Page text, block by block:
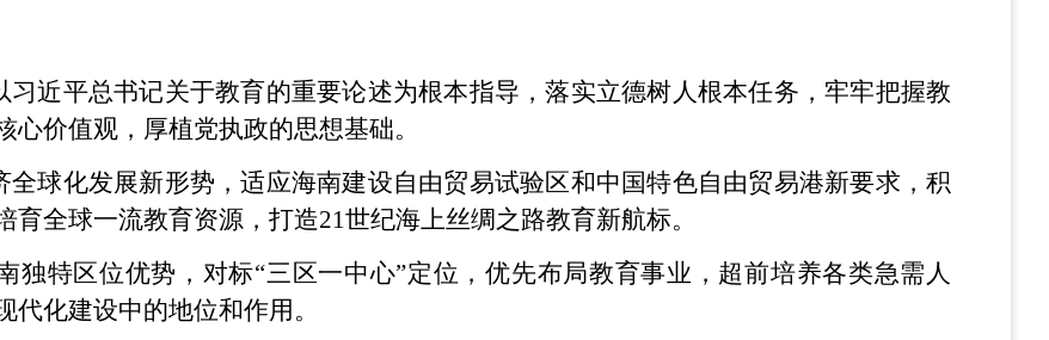
习近平总书记关于教育的重要论述为根本指导，落实立德树人根本任务，牢牢把握教
价值观，厚植党执政的思想基础。
全球化发展新形势，适应海南建设自由贸易试验区和中国特色自由贸易港新要求，积
全球一流教育资源，打造21世纪海上丝绸之路教育新航标。
独特区位优势，对标“三区一中心”定位，优先布局教育事业，超前培养各类急需人
化建设中的地位和作用。